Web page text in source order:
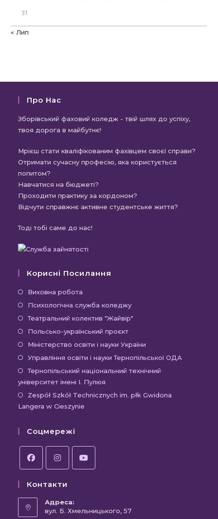
31
« Лип
Про Нас
Зборівський фаховий коледж - твій шлях до успіху,
твоя дорога в майбутнє!
Мрієш стати кваліфікованим фахівцем своєї справи?
Отримати сучасну професію, яка користується
попитом?
Навчатися на бюджеті?
Проходити практику за кордоном?
Відчути справжнє активне студентське життя?
Тоді тобі саме до нас!
Корисні Посилання
Виховна робота
в
новій
вкладці
Психологічна служба коледжуВідкриється
в
вкладці
Театральний колектив "Жайвір"
новій
вкладці
Польсько-український проєктВідкриється
в
новій
вкладці
Міністерство освіти і науки України
в
новій
Управління освіти і науки Тернопільської ОДА
Тернопільський національний технічний
університет імені І. Пулюя
Zespół Szkół Technicznych im. płk Gwidona
Langera w Cieszynie
Соцмережі
в
новій
вкладці
в
новій
вкладцівкладці
Контакти
Адреса:
вул. Б. Хмельницького, 57